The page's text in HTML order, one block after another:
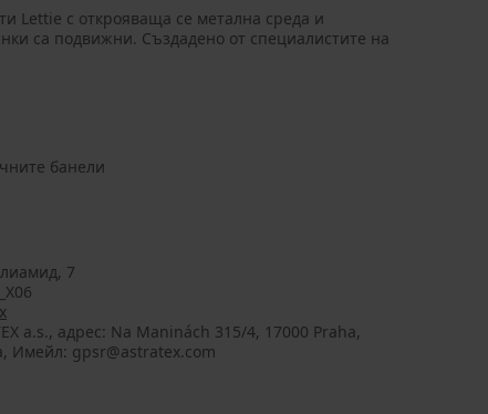
Lettie с открояваща се метална среда и
са подвижни. Създадено от специалистите на
банели
7
a.s., aдрес: Na Maninách 315/4, 17000 Praha,
Имейл: gpsr@astratex.com